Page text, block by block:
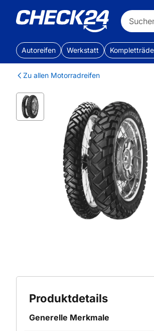
Autoreifen Werkstatt
Zu allen Motorradreifen
Produktdetails
Generelle Merkmale